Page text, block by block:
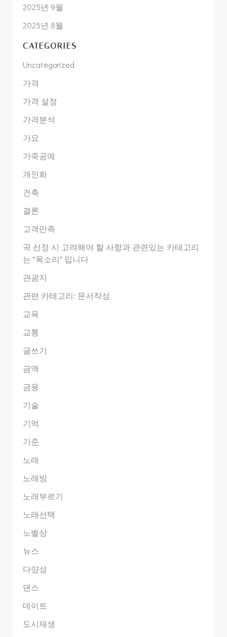
2025년 9월
2025년 8월
CATEGORIES
Uncategorized
가격
가격 설정
가격분석
가요
가죽공예
개인화
건축
결론
고객만족
곡 선정 시 고려해야 할 사항과 관련있는 카테고리
는 "목소리" 입니다
관광지
관련 카테고리: 문서작성
교육
교통
글쓰기
금액
금융
기술
기억
기준
노래
노래방
노래부르기
노래선택
노벨상
뉴스
다양성
댄스
데이트
도시재생